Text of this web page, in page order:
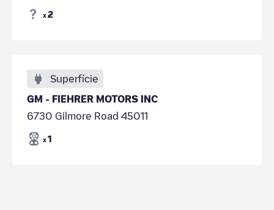
x 2
Superfície
GM - FIEHRER MOTORS INC
6730 Gilmore Road 45011
x 1